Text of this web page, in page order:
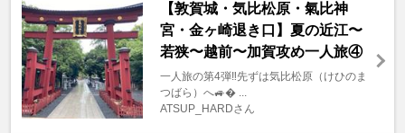
【敦賀城・気比松原・氣比神
宮・金ヶ崎退き口】夏の近江〜
若狭〜越前〜加賀攻め一人旅④
一人旅の第4弾‼️先ずは気比松原（けひのま
つばら）へ🚙� ...
ATSUP_HARDさん